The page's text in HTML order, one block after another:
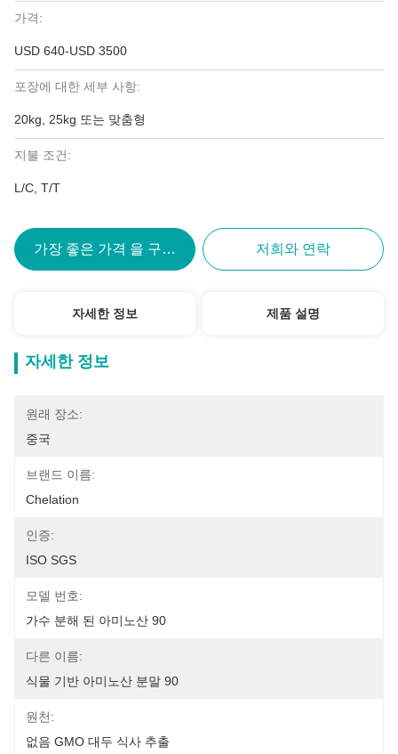
가격:
USD 640-USD 3500
포장에 대한 세부 사항:
20kg, 25kg 또는 맞춤형
지불 조건:
L/C, T/T
가장 좋은 가격 을 구하라 저희와 연락
자세한 정보 제품 설명
자세한 정보
원래 장소:
중국
브랜드 이름:
Chelation
인증:
ISO SGS
모델 번호:
가수 분해 된 아미노산 90
다른 이름:
식물 기반 아미노산 분말 90
원천:
없음 GMO 대두 식사 추출